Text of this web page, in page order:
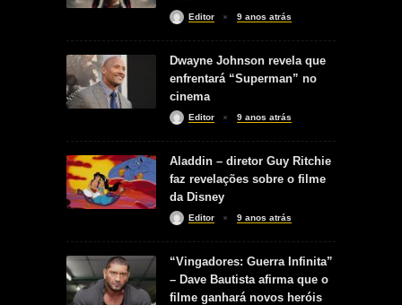
Editor 9 anos atrás
Dwayne Johnson revela que
enfrentará “Superman” no
cinema
Editor 9 anos atrás
Aladdin – diretor Guy Ritchie
faz revelações sobre o filme
da Disney
Editor 9 anos atrás
“Vingadores: Guerra Infinita”
– Dave Bautista afirma que o
filme ganhará novos heróis